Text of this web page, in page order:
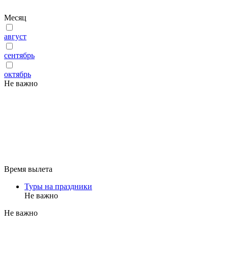
Месяц
август
сентябрь
октябрь
Не важно
Время вылета
Туры на праздники
Не важно
Не важно